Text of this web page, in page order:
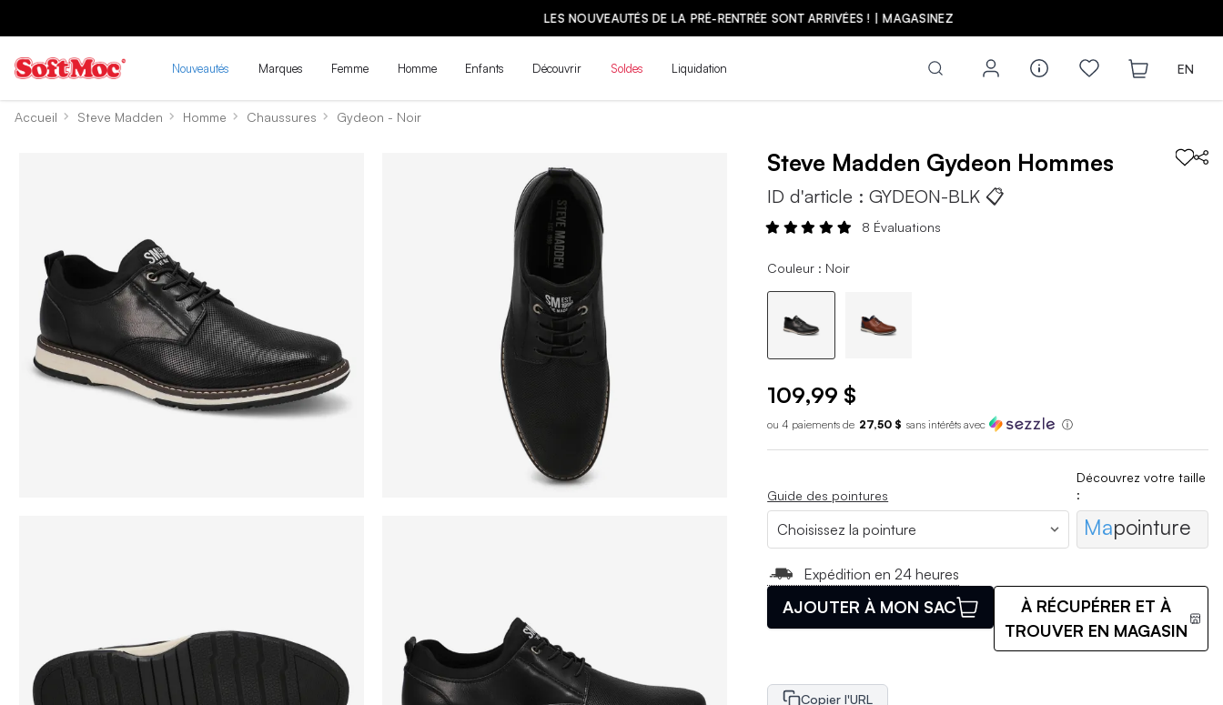
LES NOUVEAUTÉS DE LA PRÉ-RENTRÉE SONT ARRIVÉES ! | MAGASINEZ
Nouveautés Marques Femme Homme Enfants Découvrir Soldes Liquidation EN
Accueil Steve Madden Homme Chaussures Gydeon - Noir
Steve Madden Gydeon Hommes
ID d'article :GYDEON-BLK 📋
8 Évaluations
Couleur : Noir
109,99 $
ou 4 paiements de 27,50 $ sans intérêts avec ⓘ
Guide des pointures
Découvrez votre taille
:
Mapointure
Expédition en 24 heures
AJOUTER À MON SAC
À RÉCUPÉRER ET À
TROUVER EN MAGASIN
Copier l'URL